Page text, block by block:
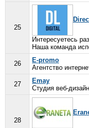
25
Интересуетесь
Наша команда
26
E-promo
Агентство
27
Emay
Студия веб-
28